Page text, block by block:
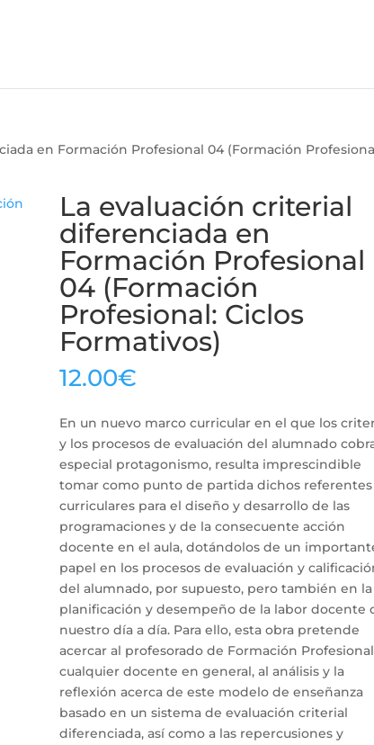
en Formación Profesional 04 (Formación
La evaluación criterial
diferenciada en
Formación Profesional
04 (Formación
Profesional: Ciclos
Formativos)
12.00€
En un nuevo marco curricular en el que los
y los procesos de evaluación del alumnado
especial protagonismo, resulta imprescindible
tomar como punto de partida dichos referentes
curriculares para el diseño y desarrollo de las
programaciones y de la consecuente acción
docente en el aula, dotándolos de un
papel en los procesos de evaluación y
del alumnado, por supuesto, pero también en la
planificación y desempeño de la labor docente
nuestro día a día. Para ello, esta obra pretende
acercar al profesorado de Formación
cualquier docente en general, al análisis y la
reflexión acerca de este modelo de enseñanza
basado en un sistema de evaluación criterial
diferenciada, así como a las repercusiones y